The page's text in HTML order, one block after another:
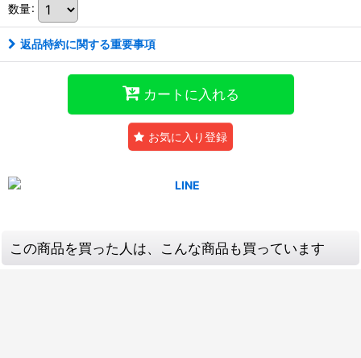
数量:
返品特約に関する重要事項
カートに入れる
お気に入り登録
この商品を買った人は、こんな商品も買っています